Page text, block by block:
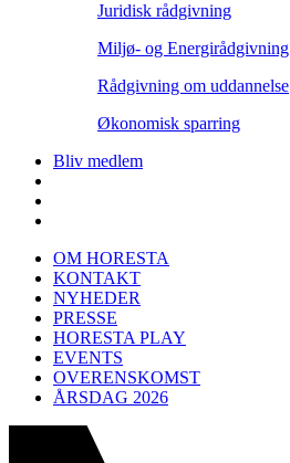
Juridisk rådgivning
Miljø- og Energirådgivning
Rådgivning om uddannelse
Økonomisk sparring
Bliv medlem
OM HORESTA
KONTAKT
NYHEDER
PRESSE
HORESTA PLAY
EVENTS
OVERENSKOMST
ÅRSDAG 2026